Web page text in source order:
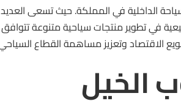
الداخلية في المملكة. حيث تسعى العديد
في تطوير منتجات سياحية متنوعة تتوافق
الخيل